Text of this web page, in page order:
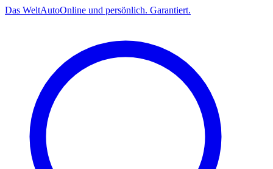
Das WeltAutoOnline und persönlich. Garantiert.